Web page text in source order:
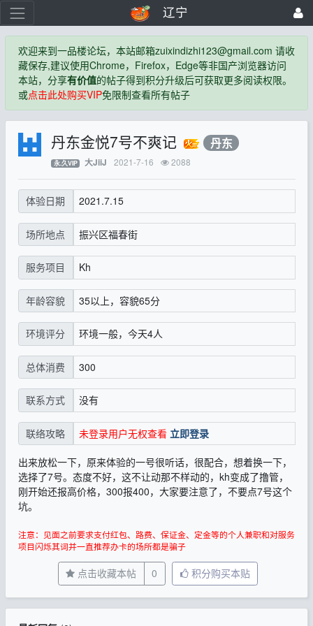
辽宁
欢迎来到一品楼论坛，本站邮箱zuixindizhi123@gmail.com 请收
藏保存,建议使用Chrome，Firefox，Edge等非国产浏览器访问
本站，分享有价值的帖子得到积分升级后可获取更多阅读权限。
或点击此处购买VIP免限制查看所有帖子
丹东金悦7号不爽记 丹东
永.久VIP 大JiiJ 2021-7-16 2088
体验日期 2021.7.15
场所地点 振兴区福春街
服务项目 Kh
年龄容貌 35以上，容貌65分
环境评分 环境一般，今天4人
总体消费 300
联系方式 没有
联络攻略 未登录用户无权查看 立即登录
出来放松一下，原来体验的一号很听话，很配合，想着换一下，
选择了7号。态度不好，这不让动那不样动的，kh变成了撸管，
刚开始还报高价格，300报400，大家要注意了，不要点7号这个
坑。
注意：见面之前要求支付红包、路费、保证金、定金等的个人兼职和对服务
项目闪烁其词并一直推荐办卡的场所都是骗子
点击收藏本帖 0 积分购买本贴